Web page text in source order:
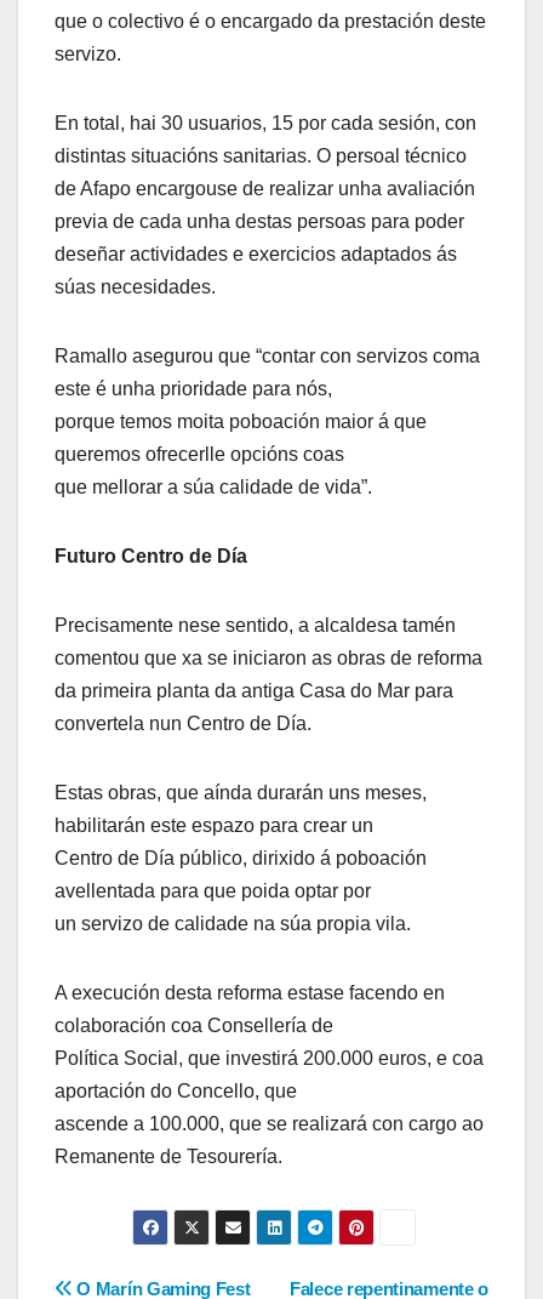
que o colectivo é o encargado da prestación deste
servizo.
En total, hai 30 usuarios, 15 por cada sesión, con
distintas situacións sanitarias. O persoal técnico
de Afapo encargouse de realizar unha avaliación
previa de cada unha destas persoas para poder
deseñar actividades e exercicios adaptados ás
súas necesidades.
Ramallo asegurou que “contar con servizos coma
este é unha prioridade para nós,
porque temos moita poboación maior á que
queremos ofrecerlle opcións coas
que mellorar a súa calidade de vida”.
Futuro Centro de Día
Precisamente nese sentido, a alcaldesa tamén
comentou que xa se iniciaron as obras de reforma
da primeira planta da antiga Casa do Mar para
convertela nun Centro de Día.
Estas obras, que aínda durarán uns meses,
habilitarán este espazo para crear un
Centro de Día público, dirixido á poboación
avellentada para que poida optar por
un servizo de calidade na súa propia vila.
A execución desta reforma estase facendo en
colaboración coa Consellería de
Política Social, que investirá 200.000 euros, e coa
aportación do Concello, que
ascende a 100.000, que se realizará con cargo ao
Remanente de Tesourería.
Falece repentinamente o
O Marín Gaming Fest